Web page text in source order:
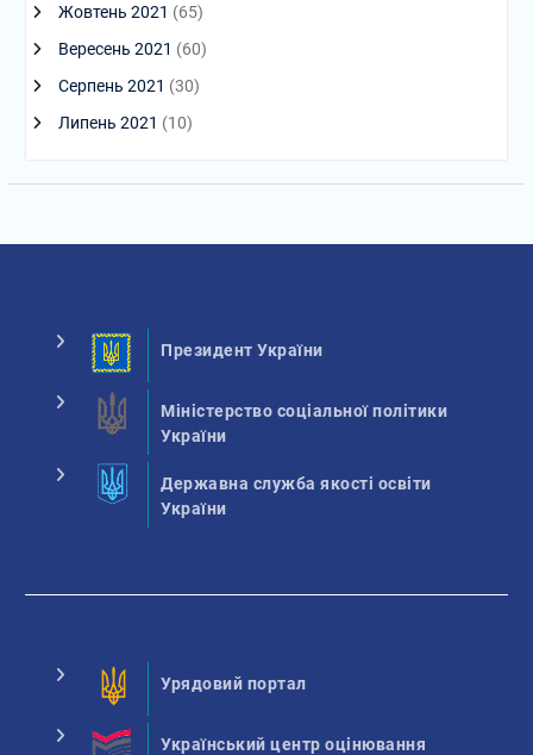
Жовтень 2021 (65)
Вересень 2021 (60)
Серпень 2021 (30)
Липень 2021 (10)
Президент України
Міністерство соціальної політики
України
Державна служба якості освіти
України
Урядовий портал
Український центр оцінювання